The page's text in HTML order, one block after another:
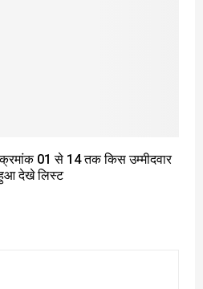
क्रमांक 01 से 14 तक किस उम्मीदवार
हुआ देखे लिस्ट